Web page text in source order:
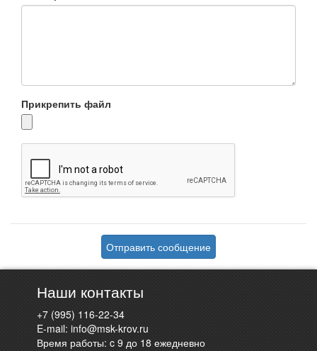
Прикрепить файл
Отправить сообщение
Наши контакты
+7 (995) 116-22-34
E-mail:info@msk-krov.ru
Время работы: c 9 до 18 ежедневно